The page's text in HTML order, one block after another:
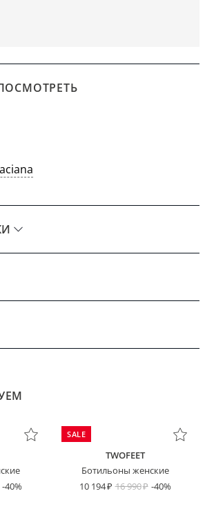
-40%
SALE
TWOFEET
Ботильоны женские
10 194
16 990 -40%